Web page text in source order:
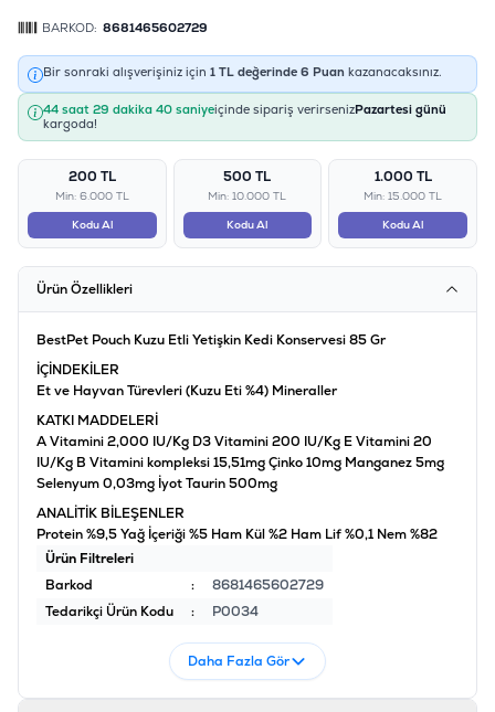
BARKOD: 8681465602729
Bir sonraki alışverişiniz için 1 TL değerinde 6 Puan kazanacaksınız.
44 saat 29 dakika 40 saniyeiçinde sipariş verirsenizPazartesi günü
kargoda!
200 TL
Min: 6.000 TL
Kodu Al
500 TL
Min: 10.000 TL
Kodu Al
1.000 TL
Min: 15.000 TL
Kodu Al
Ürün Özellikleri
BestPet Pouch Kuzu Etli Yetişkin Kedi Konservesi 85 Gr
İÇİNDEKİLER
Et ve Hayvan Türevleri (Kuzu Eti %4) Mineraller
KATKI MADDELERİ
A Vitamini 2,000 IU/Kg D3 Vitamini 200 IU/Kg E Vitamini 20
IU/Kg B Vitamini kompleksi 15,51mg Çinko 10mg Manganez 5mg
Selenyum 0,03mg İyot Taurin 500mg
ANALİTİK BİLEŞENLER
Protein %9,5 Yağ İçeriği %5 Ham Kül %2 Ham Lif %0,1 Nem %82
Ürün Filtreleri
Barkod
:
8681465602729
Tedarikçi Ürün Kodu
: P0034
Daha Fazla Gör